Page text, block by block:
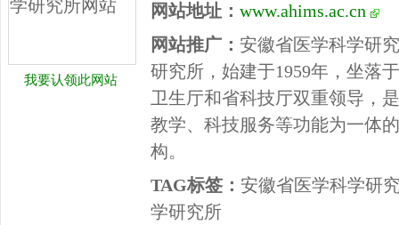
我要认领此网站
网站地址： www.ahims.ac.cn
网站推广： 安徽省医学科学研
研究所，始建于1959年，坐落
卫生厅和省科技厅双重领导，
教学、科技服务等功能为一体
构。
TAG标签： 安徽省医学科学研
学研究所